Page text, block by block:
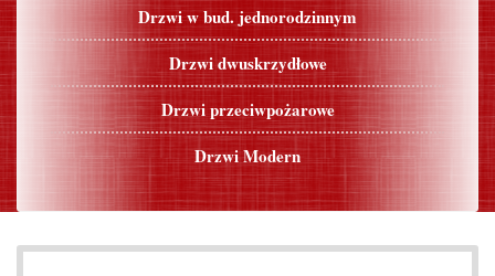
Drzwi w bud. jednorodzinnym
Drzwi dwuskrzydłowe
Drzwi przeciwpożarowe
Drzwi Modern